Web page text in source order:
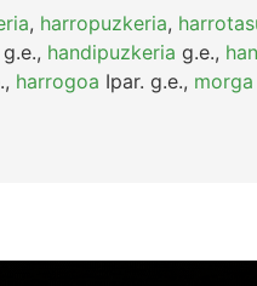
, harropuzkeria,
g.e., handipuzkeria g.e.,
, harrogoa Ipar. g.e., morga